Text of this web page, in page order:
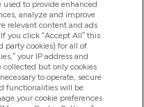
to provide enhanced
analyze and improve
relevant content and ads
you click “Accept All” this
party cookies) for all of
your IP address and
but only cookies
to operate, secure
functionalities will be
your cookie preferences